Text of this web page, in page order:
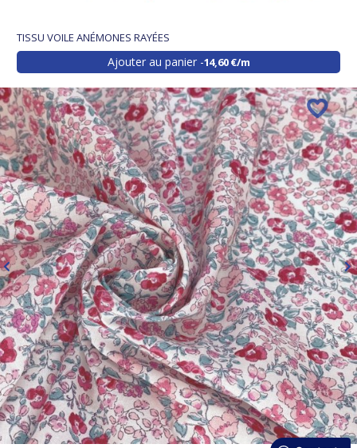
TISSU VOILE ANÉMONES RAYÉES
Ajouter au panier 14,60 €/m